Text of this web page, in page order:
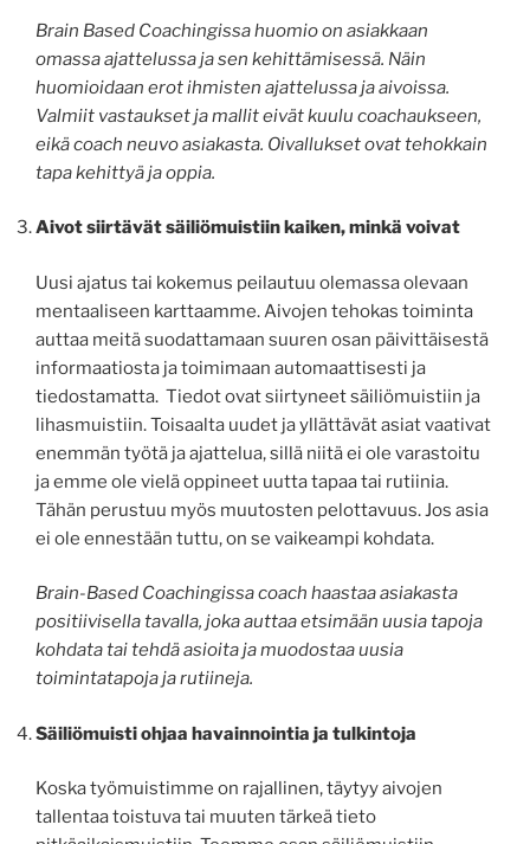
Brain Based Coachingissa huomio on asiakkaan
omassa ajattelussa ja sen kehittämisessä. Näin
huomioidaan erot ihmisten ajattelussa ja aivoissa.
Valmiit vastaukset ja mallit eivät kuulu coachaukseen,
eikä coach neuvo asiakasta. Oivallukset ovat tehokkain
tapa kehittyä ja oppia.
Aivot siirtävät säiliömuistiin kaiken, minkä voivat
Uusi ajatus tai kokemus peilautuu olemassa olevaan
mentaaliseen karttaamme. Aivojen tehokas toiminta
auttaa meitä suodattamaan suuren osan päivittäisestä
informaatiosta ja toimimaan automaattisesti ja
tiedostamatta. Tiedot ovat siirtyneet säiliömuistiin ja
lihasmuistiin. Toisaalta uudet ja yllättävät asiat vaativat
enemmän työtä ja ajattelua, sillä niitä ei ole varastoitu
ja emme ole vielä oppineet uutta tapaa tai rutiinia.
Tähän perustuu myös muutosten pelottavuus. Jos asia
ei ole ennestään tuttu, on se vaikeampi kohdata.
Brain-Based Coachingissa coach haastaa asiakasta
positiivisella tavalla, joka auttaa etsimään uusia tapoja
kohdata tai tehdä asioita ja muodostaa uusia
toimintatapoja ja rutiineja.
Säiliömuisti ohjaa havainnointia ja tulkintoja
Koska työmuistimme on rajallinen, täytyy aivojen
tallentaa toistuva tai muuten tärkeä tieto